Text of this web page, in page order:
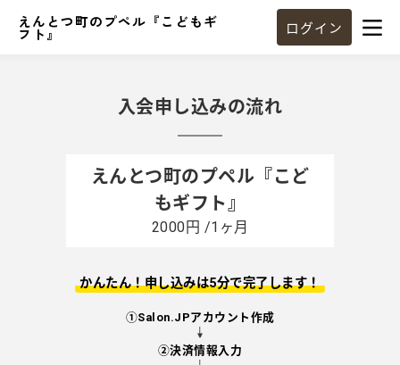
えんとつ町のプペル『こどもギ
フト』 ログイン
入会申し込みの流れ
えんとつ町のプペル『こど
もギフト』
2000円 /1ヶ月
かんたん！申し込みは5分で完了します！
①Salon.JPアカウント作成
②決済情報入力